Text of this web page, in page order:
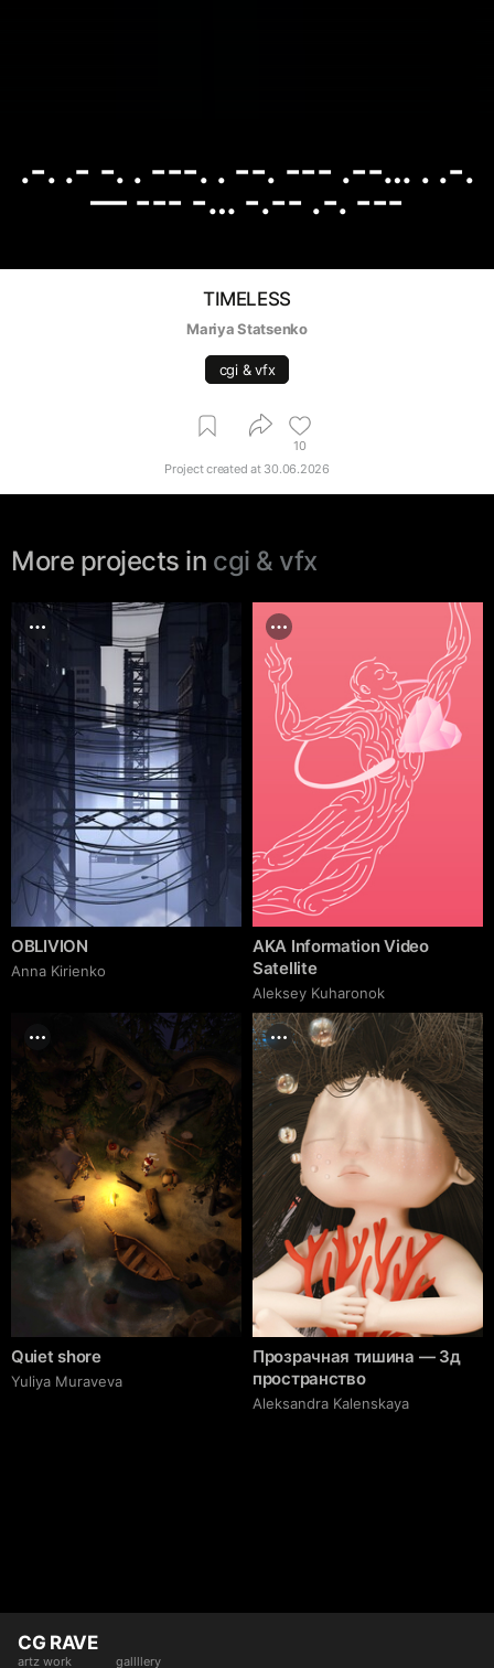
.-. .- -. . ---. . --. --- .--… . .-.
— --- -… -.-- .-. ---
TIMELESS
Mariya Statsenko
cgi & vfx
10
Project created at 30.06.2026
More projects in cgi & vfx
OBLIVION
Anna Kirienko
AKA Information Video
Satellite
Aleksey Kuharonok
Quiet shore
Yuliya Muraveva
Прозрачная тишина — 3д
пространство
Aleksandra Kalenskaya
CG RAVE
artz work gallllery